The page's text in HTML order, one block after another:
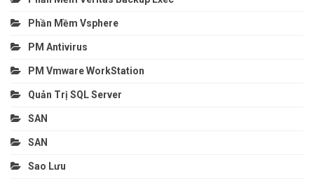
Phần Mềm Vsphere
PM Antivirus
PM Vmware WorkStation
Quản Trị SQL Server
SAN
SAN
Sao Lưu